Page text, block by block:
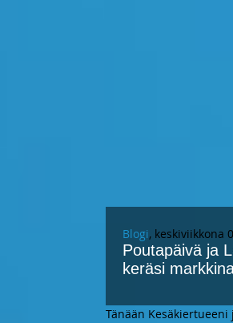
Blogi, keskiviikkona
Poutapäivä ja
keräsi
Tänään